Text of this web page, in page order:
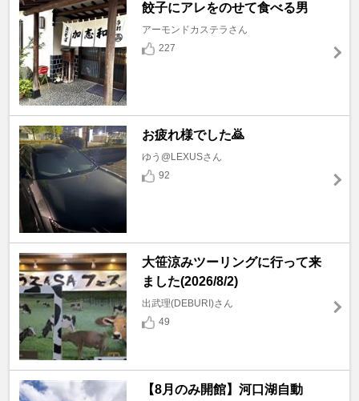
餃子にアレをのせて食べる男
アーモンドカステラさん
227
お疲れ様でした🙇
ゆう@LEXUSさん
92
大笹涼みツーリングに行って来
ました(2026/8/2)
出武理(DEBURI)さん
49
【8月のみ開館】河口湖自動